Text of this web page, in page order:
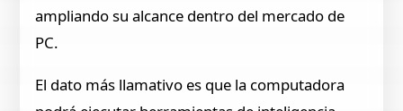
ampliando su alcance dentro del mercado de
PC.
El dato más llamativo es que la computadora